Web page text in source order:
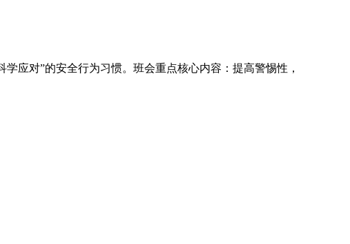
应对”的安全行为习惯。班会重点核心内容：提高警惕性，